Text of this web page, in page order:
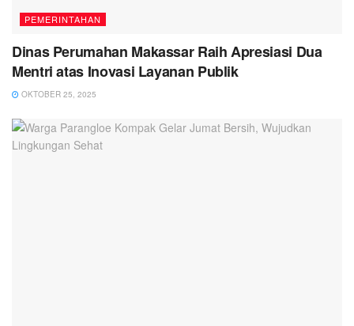
PEMERINTAHAN
Dinas Perumahan Makassar Raih Apresiasi Dua
Mentri atas Inovasi Layanan Publik
OKTOBER 25, 2025